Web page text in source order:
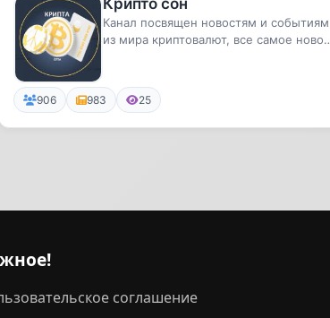
Крипто сон
Канал посвящен новостям и событиям
из мира криптовалют, все самое новое
906 983 25
соглашение